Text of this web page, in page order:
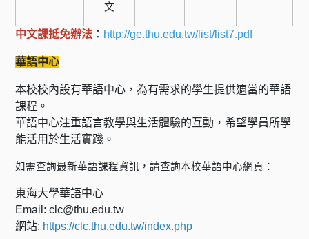
文
中文課抵免辦法 ： http://ge.thu.edu.tw/list/list7.pdf
華語中心
本校校內設有華語中心，為有需求的學生提供適當的華語
課程。
華語中心注重語言教學與生活體驗的互動，希望學員所學
能活用於生活實踐。
如需查詢最新華語課程資訊，請查詢本校華語中心網頁：
東海大學華語中心
Email: clc@thu.edu.tw
網站: https://clc.thu.edu.tw/index.php